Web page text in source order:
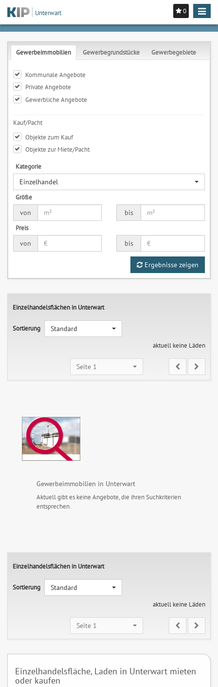
0
Toggle
Unterwart
Gewerbeimmobilien Gewerbegrundstücke Gewerbegebiete
Kommunale Angebote
Private Angebote
Gewerbliche Angebote
Kauf/Pacht
Objekte zum Kauf
Objekte zur Miete/Pacht
Kategorie
Einzelhandel
Größe
von
bis
Preis
von
bis
Ergebnisse zeigen
Einzelhandelsflächen in Unterwart
Sortierung
Standard
aktuell keine Läden
Seite 1
Gewerbeimmobilien in Unterwart
Aktuell gibt es keine Angebote, die ihren Suchkriterien
entsprechen.
Einzelhandelsflächen in Unterwart
Sortierung
Standard
aktuell keine Läden
Seite 1
Einzelhandelsfläche, Laden in Unterwart mieten
oder kaufen